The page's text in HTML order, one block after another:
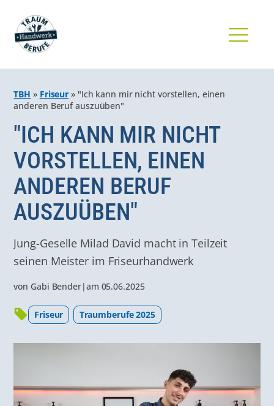
TBH » Friseur » "Ich kann mir nicht vorstellen, einen
anderen Beruf auszuüben"
"ICH KANN MIR NICHT
VORSTELLEN, EINEN
ANDEREN BERUF
AUSZUÜBEN"
Jung-Geselle Milad David macht in Teilzeit
seinen Meister im Friseurhandwerk
von Gabi Bender|am 05.06.2025
Friseur Traumberufe 2025